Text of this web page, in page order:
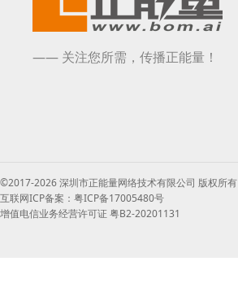
—— 关注您所需，传播正能量！
©2017-2026 深圳市正能量网络技术有限公司 版权所有
互联网ICP备案：粤ICP备17005480号
增值电信业务经营许可证 粤B2-20201131